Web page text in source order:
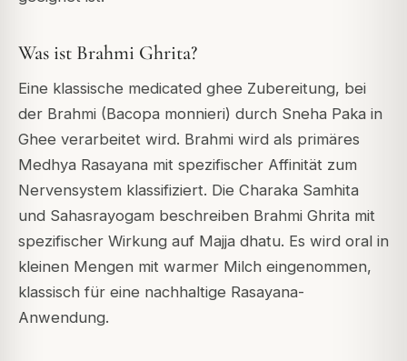
Was ist Brahmi Ghrita?
Eine klassische medicated ghee Zubereitung, bei
der Brahmi (Bacopa monnieri) durch Sneha Paka in
Ghee verarbeitet wird. Brahmi wird als primäres
Medhya Rasayana mit spezifischer Affinität zum
Nervensystem klassifiziert. Die Charaka Samhita
und Sahasrayogam beschreiben Brahmi Ghrita mit
spezifischer Wirkung auf Majja dhatu. Es wird oral in
kleinen Mengen mit warmer Milch eingenommen,
klassisch für eine nachhaltige Rasayana-
Anwendung.